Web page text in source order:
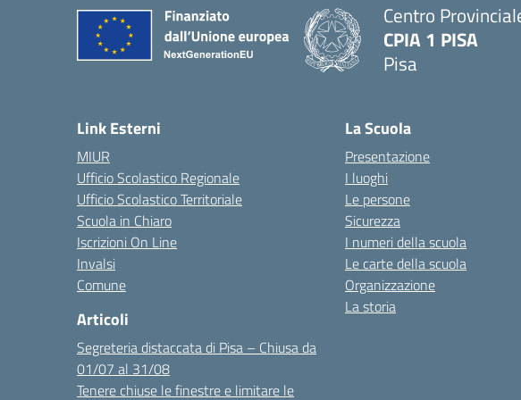
Centro
CPIA 1 PISA
Pisa
Link Esterni
MIUR
Ufficio Scolastico Regionale
Ufficio Scolastico Territoriale
Scuola in Chiaro
Iscrizioni On Line
Invalsi
Comune
Articoli
Segreteria distaccata di Pisa – Chiusa da
01/07 al 31/08
Tenere chiuse le finestre e limitare le
La Scuola
Presentazione
I luoghi
Le persone
Sicurezza
I numeri della scuola
Le carte della scuola
Organizzazione
La storia